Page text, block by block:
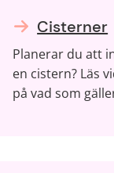
Cisterner
Planerar du att
en cistern? Läs
på vad som